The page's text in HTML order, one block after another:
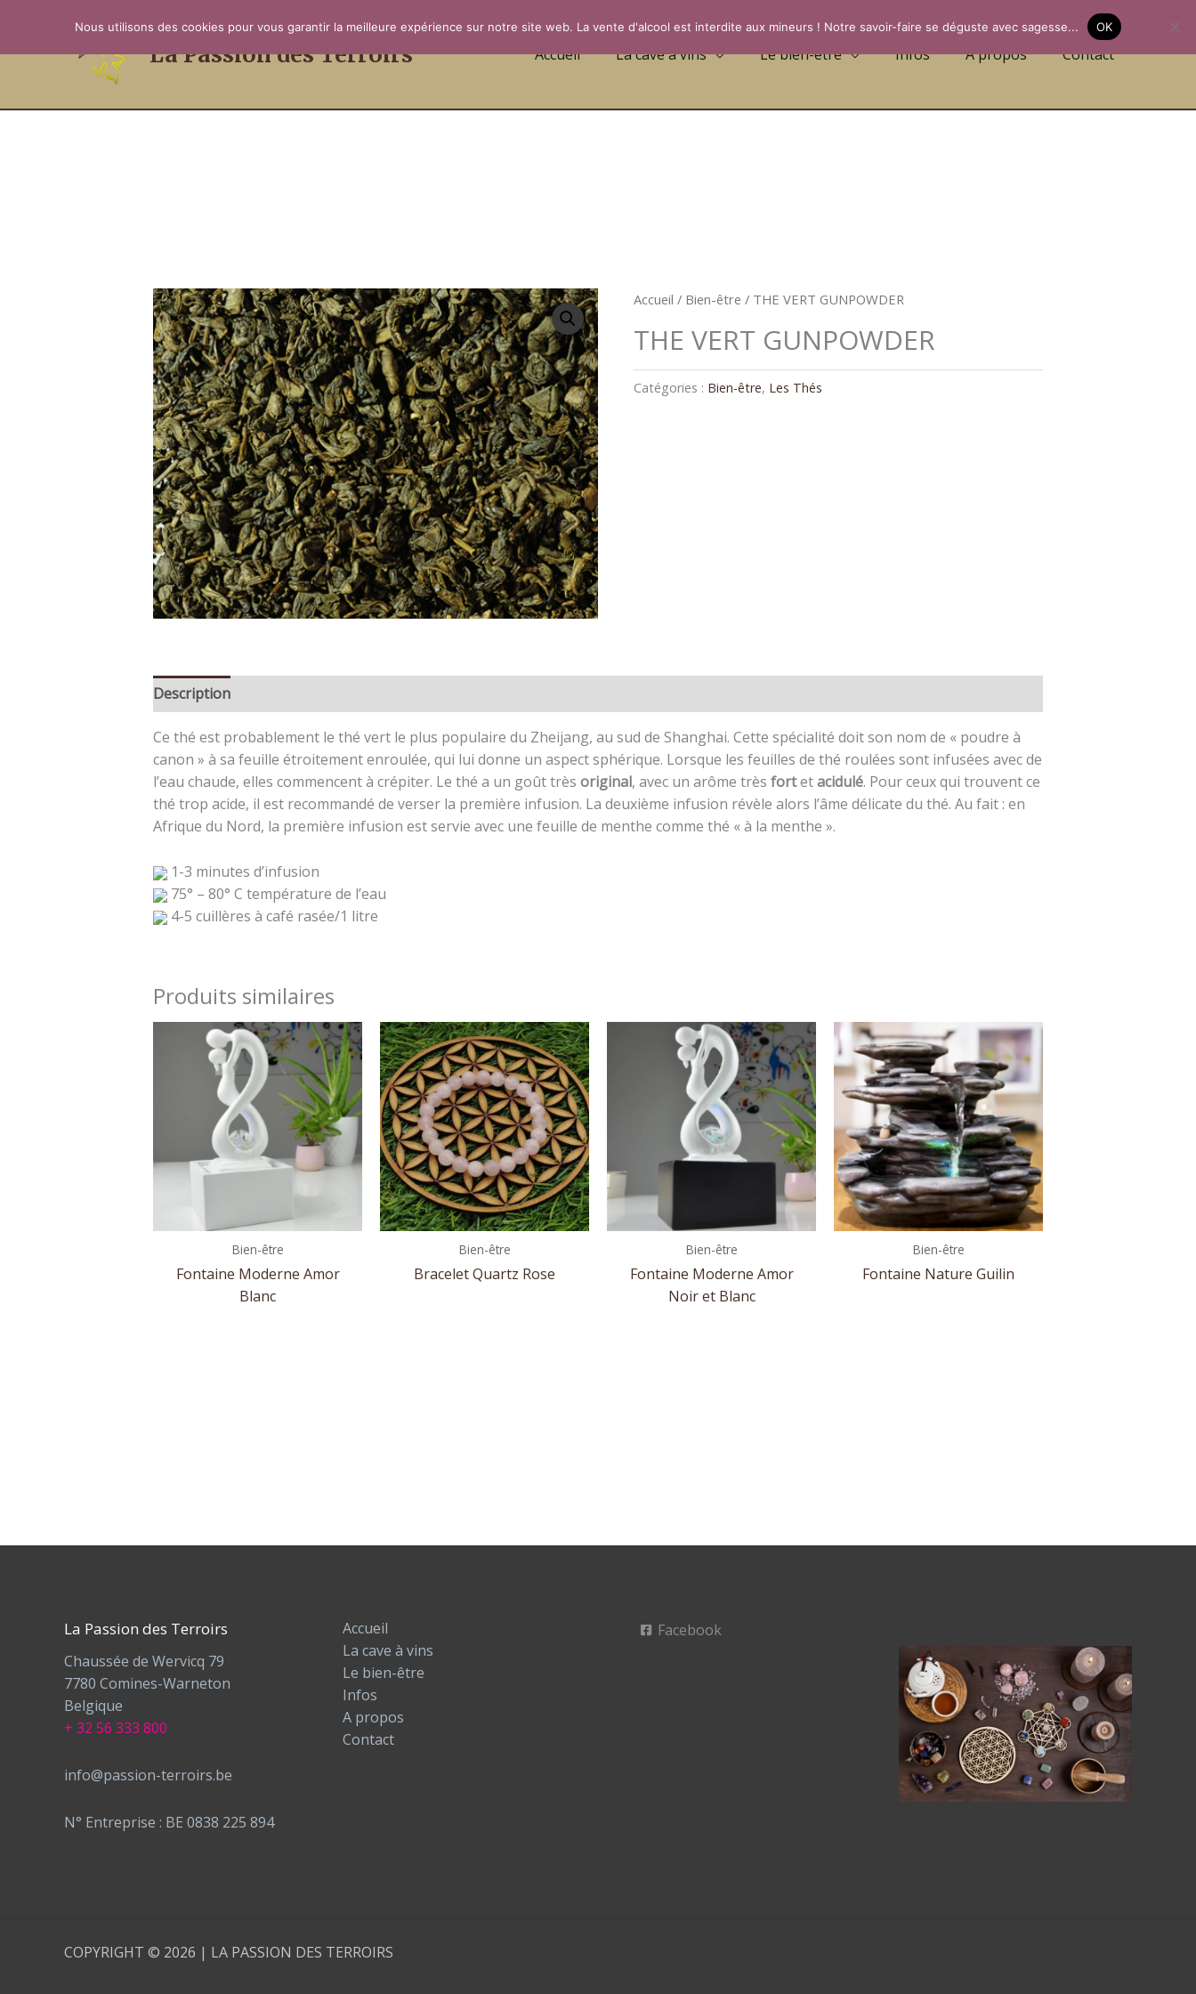
contenu
La Passion des Terroirs Accueil La cave à vins Le bien-être Infos A propos Contact
Accueil / Bien-être / THE VERT GUNPOWDER
THE VERT GUNPOWDER
Catégories : Bien-être, Les Thés
Description
Ce thé est probablement le thé vert le plus populaire du Zheijang, au sud de Shanghai. Cette spécialité doit son nom de « poudre à
canon » à sa feuille étroitement enroulée, qui lui donne un aspect sphérique. Lorsque les feuilles de thé roulées sont infusées avec de
l’eau chaude, elles commencent à crépiter. Le thé a un goût très original, avec un arôme très fortetacidulé. Pour ceux qui trouvent ce
thé trop acide, il est recommandé de verser la première infusion. La deuxième infusion révèle alors l’âme délicate du thé. Au fait : en
Afrique du Nord, la première infusion est servie avec une feuille de menthe comme thé « à la menthe ».
1-3 minutes d’infusion
75° – 80° C température de l’eau
4-5 cuillères à café rasée/1 litre
Produits similaires
Bien-être
Fontaine Moderne Amor
Blanc
Bien-être
Bracelet Quartz Rose
Bien-être
Fontaine Moderne Amor
Noir et Blanc
Bien-être
Fontaine Nature Guilin
La Passion des Terroirs
Chaussée de Wervicq 79
7780 Comines-Warneton
Belgique
+ 32 56 333 800
info@passion-terroirs.be
N° Entreprise : BE 0838 225 894
Accueil
La cave à vins
Le bien-être
Infos
A propos
Contact
Facebook
COPYRIGHT © 2026 | LA PASSION DES TERROIRS
Nous utilisons des cookies pour vous garantir la meilleure expérience sur notre site web. La vente d'alcool est interdite aux mineurs ! Notre savoir-faire se déguste avec sagesse... OK